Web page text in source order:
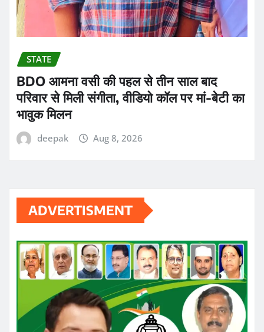
STATE
BDO आमना वसी की पहल से तीन साल बाद
परिवार से मिली संगीता, वीडियो कॉल पर मां-बेटी का
भावुक मिलन
deepak Aug 8, 2026
ADVERTISMENT